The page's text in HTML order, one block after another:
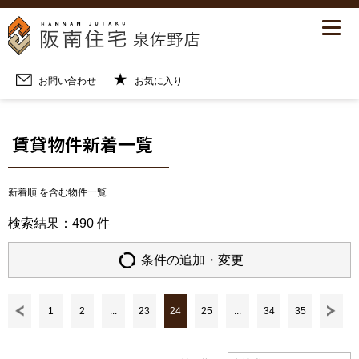
お問い合わせ お気に入り
TOP 賃貸物件新着一覧
賃貸物件新着一覧
新着順 を含む物件一覧
検索結果：490 件
条件の追加・変更
1 2 ... 23 24 25 ... 34 35